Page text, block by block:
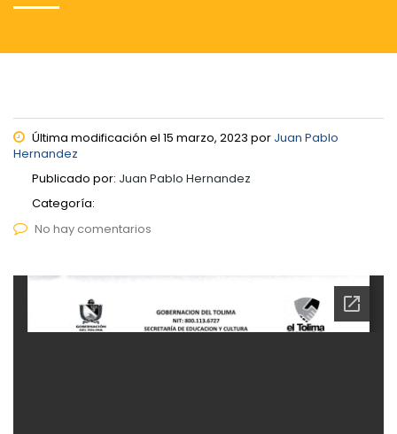
Última modificación el 15 marzo, 2023 por Juan Pablo
Hernandez
Publicado por: Juan Pablo Hernandez
Categoría:
No hay comentarios